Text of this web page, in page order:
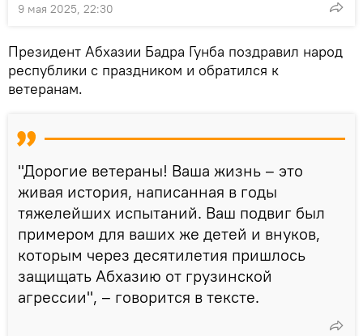
9 мая 2025, 22:30
Президент Абхазии Бадра Гунба поздравил народ
республики с праздником и обратился к
ветеранам.
"Дорогие ветераны! Ваша жизнь – это
живая история, написанная в годы
тяжелейших испытаний. Ваш подвиг был
примером для ваших же детей и внуков,
которым через десятилетия пришлось
защищать Абхазию от грузинской
агрессии", – говорится в тексте.